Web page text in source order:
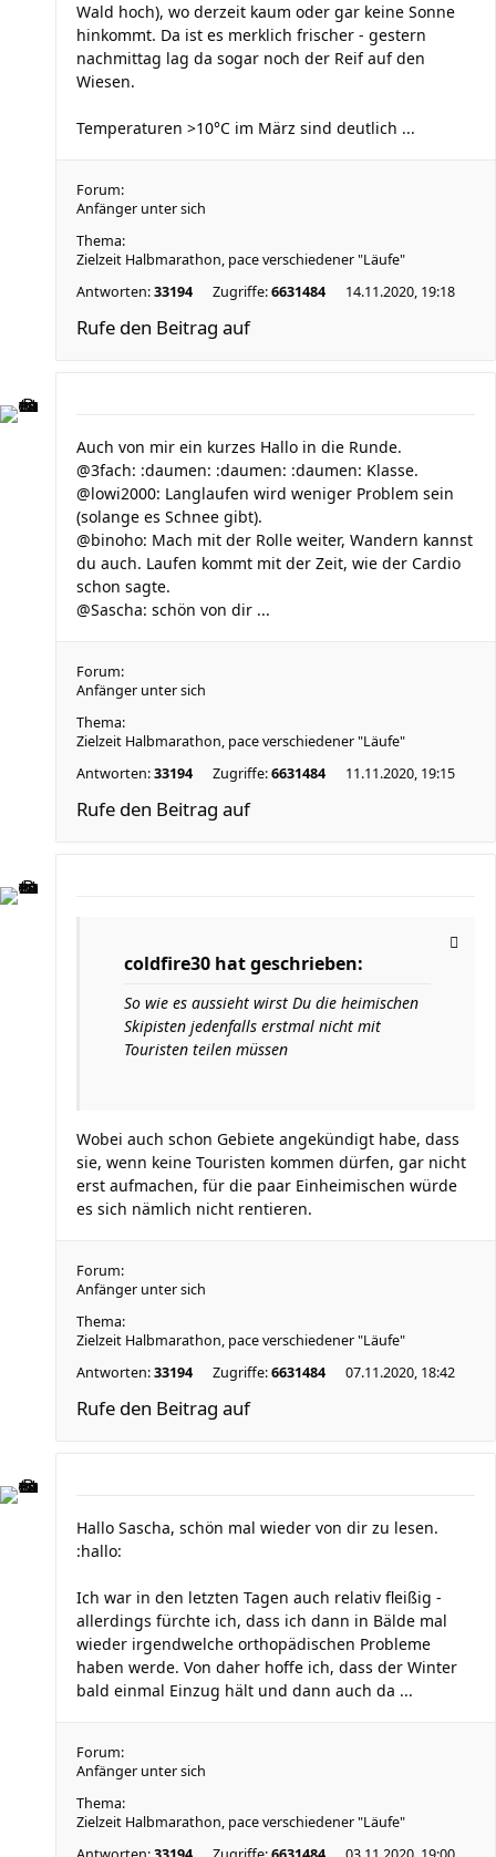
Wald hoch), wo derzeit kaum oder gar keine Sonne
hinkommt. Da ist es merklich frischer - gestern
nachmittag lag da sogar noch der Reif auf den
Wiesen.
Temperaturen >10°C im März sind deutlich ...
Forum:
Anfänger unter sich
Thema:
Zielzeit Halbmarathon, pace verschiedener "Läufe"
Antworten:33194 Zugriffe:6631484 14.11.2020, 19:18
Rufe den Beitrag auf
Auch von mir ein kurzes Hallo in die Runde.
@3fach: :daumen: :daumen: :daumen: Klasse.
@lowi2000: Langlaufen wird weniger Problem sein
(solange es Schnee gibt).
@binoho: Mach mit der Rolle weiter, Wandern kannst
du auch. Laufen kommt mit der Zeit, wie der Cardio
schon sagte.
@Sascha: schön von dir ...
Forum:
Anfänger unter sich
Thema:
Zielzeit Halbmarathon, pace verschiedener "Läufe"
Antworten:33194 Zugriffe:6631484 11.11.2020, 19:15
Rufe den Beitrag auf
coldfire30 hat geschrieben:
So wie es aussieht wirst Du die heimischen
Skipisten jedenfalls erstmal nicht mit
Touristen teilen müssen
Wobei auch schon Gebiete angekündigt habe, dass
sie, wenn keine Touristen kommen dürfen, gar nicht
erst aufmachen, für die paar Einheimischen würde
es sich nämlich nicht rentieren.
Forum:
Anfänger unter sich
Thema:
Zielzeit Halbmarathon, pace verschiedener "Läufe"
Antworten:33194 Zugriffe:6631484 07.11.2020, 18:42
Rufe den Beitrag auf
Hallo Sascha, schön mal wieder von dir zu lesen.
:hallo:
Ich war in den letzten Tagen auch relativ fleißig -
allerdings fürchte ich, dass ich dann in Bälde mal
wieder irgendwelche orthopädischen Probleme
haben werde. Von daher hoffe ich, dass der Winter
bald einmal Einzug hält und dann auch da ...
Forum:
Anfänger unter sich
Thema:
Zielzeit Halbmarathon, pace verschiedener "Läufe"